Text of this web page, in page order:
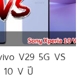
V29 5G VS
10 V ปี